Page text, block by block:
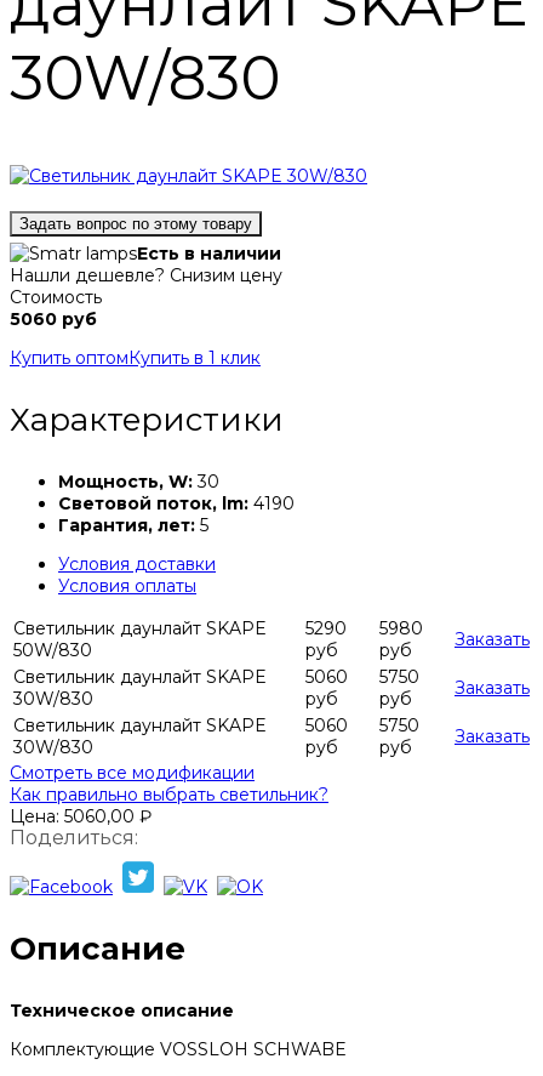
30W/830
Задать вопрос по этому товару
Есть в наличии
Нашли дешевле? Снизим цену
Стоимость
5060 руб
Купить оптом Купить в 1 клик
Характеристики
Мощность, W:30
Световой поток, lm: 4190
Гарантия, лет: 5
Условия доставки
Условия оплаты
Светильник даунлайт SKAPE
50W/830
5290
руб
5980
руб
Заказать
Светильник даунлайт SKAPE
30W/830
5060
руб
5750
руб
Заказать
Светильник даунлайт SKAPE
30W/830
5060
руб
5750
руб
Заказать
Смотреть все модификации
Как правильно выбрать светильник?
Цена: 5060,00 ₽
Поделиться:
Описание
Техническое описание
Комплектующие VOSSLOH SCHWABE